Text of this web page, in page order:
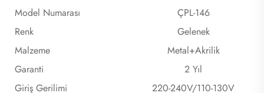
Model Numarası
ÇPL-146
Renk
Gelenek
Malzeme
Metal+Akrilik
Garanti
2 Yıl
Giriş Gerilimi
220-240V/110-130V